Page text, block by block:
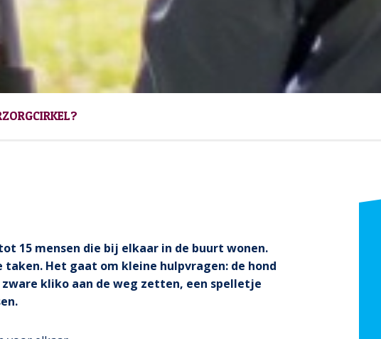
15 mensen die bij elkaar in de buurt wonen.
Het gaat om kleine hulpvragen: de hond
kliko aan de weg zetten, een spelletje